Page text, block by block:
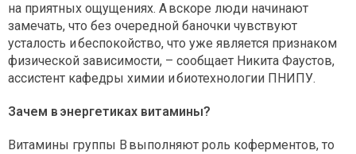
на приятных ощущениях. А вскоре люди начинают
замечать, что без очередной баночки чувствуют
усталость и беспокойство, что уже является признаком
физической зависимости, – сообщает Никита Фаустов,
ассистент кафедры химии и биотехнологии ПНИПУ.
Зачем в энергетиках витамины?
Витамины группы В выполняют роль коферментов, то